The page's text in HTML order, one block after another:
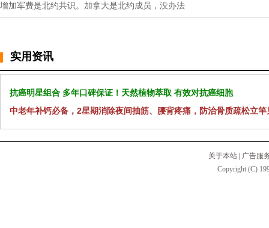
增加军费是北约共识。加拿大是北约成员，没办法
实用资讯
抗癌明星组合 多年口碑保证！天然植物萃取 有效对抗癌细胞
中老年补钙必备，2星期消除夜间抽筋、腰背疼痛，防治骨质疏松立竿
关于本站
广告服
Copyright (C)